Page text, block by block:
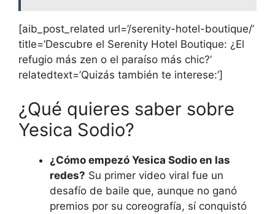
[aib_post_related url=’/serenity-hotel-boutique/’
title=’Descubre el Serenity Hotel Boutique: ¿El
refugio más zen o el paraíso más chic?’
relatedtext=’Quizás también te interese:’]
¿Qué quieres saber sobre
Yesica Sodio?
¿Cómo empezó Yesica Sodio en las
redes? Su primer video viral fue un
desafío de baile que, aunque no ganó
premios por su coreografía, sí conquistó